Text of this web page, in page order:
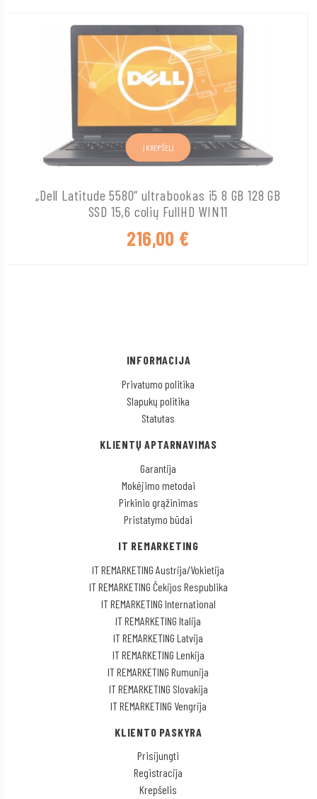
„Dell Latitude 5580“ ultrabookas i5 8 GB 128 GB
SSD 15,6 colių FullHD WIN11
216,00 €
Į KREPŠELĮ
INFORMACIJA
Privatumo politika
Slapukų politika
Statutas
KLIENTŲ APTARNAVIMAS
Garantija
Mokėjimo metodai
Pirkinio grąžinimas
Pristatymo būdai
IT REMARKETING
IT REMARKETING Austrija/Vokietija
IT REMARKETING Čekijos Respublika
IT REMARKETING International
IT REMARKETING Italija
IT REMARKETING Latvija
IT REMARKETING Lenkija
IT REMARKETING Rumunija
IT REMARKETING Slovakija
IT REMARKETING Vengrija
KLIENTO PASKYRA
Prisijungti
Registracija
Krepšelis